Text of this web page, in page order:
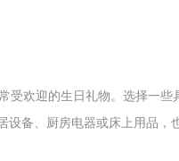
欢迎的生日礼物。选择一些
备、厨房电器或床上用品，